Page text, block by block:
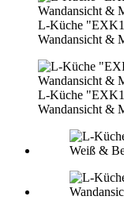
L-Küche
Wandansicht &
L-Küche
Wandansicht &